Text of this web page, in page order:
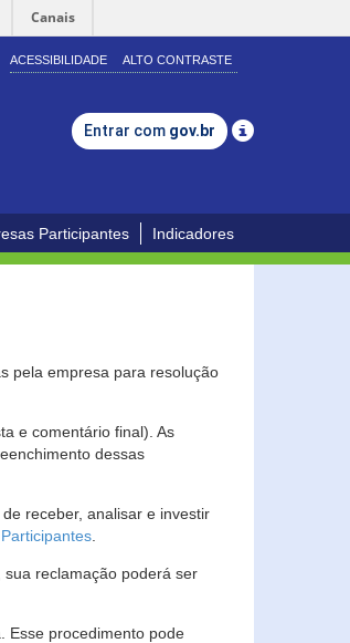
Canais
ACESSIBILIDADE ALTO CONTRASTE
Entrar com gov.br
Participantes Indicadores
pela empresa para resolução
e comentário final). As
dessas
receber, analisar e investir
reclamação poderá ser
Esse procedimento pode